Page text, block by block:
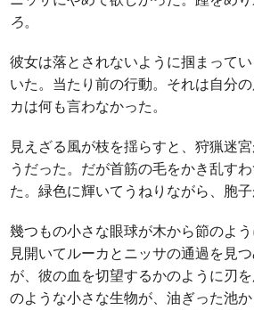
ろ。
彼女は落とされないように掴まって
いた。当たり前の行動。それは自分
カは何も言わなかった。
見えざる風が枝を揺らすと、狩猟迷
うだった。だが首筋の毛をかき乱す
た。緑色に輝いてうねりながら、胞子
幾つもの小さな眼球が木から節のよ
見開いてルーカとニッサの通過を見
が、彼の血を切望するかのように刃
のような小さな生物が、油ぎった池